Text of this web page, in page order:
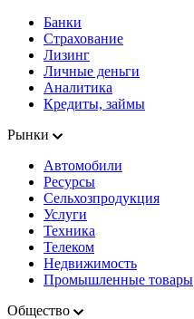
Банки
Страхование
Лизинг
Личные деньги
Аналитика
Кредиты, займы
Рынки
Автомобили
Ресурсы
Сельхозпродукция
Услуги
Техника
Телеком
Недвижимость
Промышленные товары
Общество